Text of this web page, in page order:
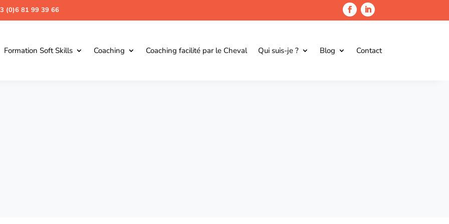
(0)6 81 99 39 66
Formation Soft Skills Coaching Coaching facilité par le Cheval Qui suis-je ? Blog Contact